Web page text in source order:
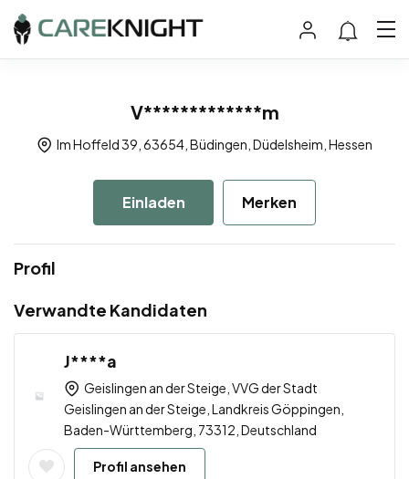
V*************m
Im Hoffeld 39, 63654, Büdingen, Düdelsheim, Hessen
Einladen Merken
Profil
Verwandte Kandidaten
J****a
Geislingen an der Steige, VVG der Stadt
Geislingen an der Steige, Landkreis Göppingen,
Baden-Württemberg, 73312, Deutschland
Profil ansehen